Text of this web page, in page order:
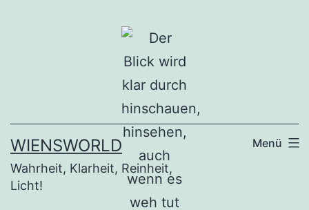
WIENSWORLD
Wahrheit, Klarheit, Reinheit,
Licht!
Menü